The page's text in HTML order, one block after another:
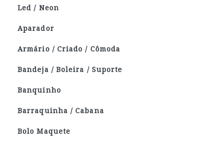
Led / Neon
Aparador
Armário / Criado / Cômoda
Bandeja / Boleira / Suporte
Banquinho
Barraquinha / Cabana
Bolo Maquete